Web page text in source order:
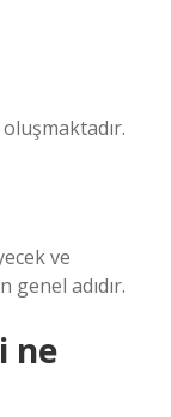
ve
genel adıdır.
ne